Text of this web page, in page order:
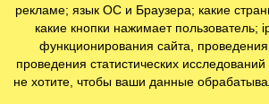
рекламе; язык ОС и Браузера; какие
какие кнопки нажимает пользователь;
функционирования сайта, проведения
проведения статистических
не хотите, чтобы ваши данные